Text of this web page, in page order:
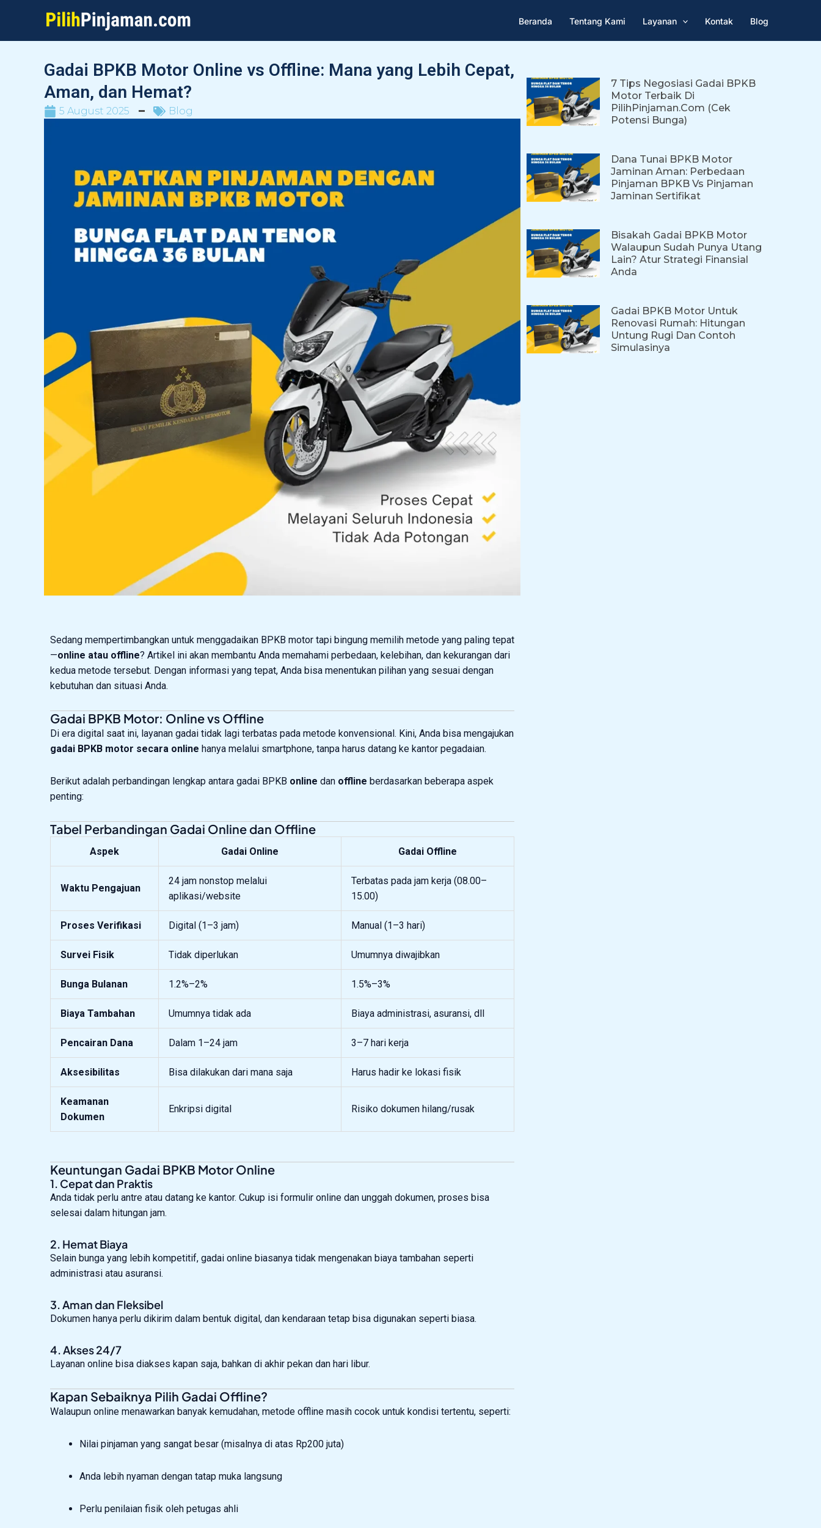
Beranda Tentang Kami Layanan Kontak Blog
Gadai BPKB Motor Online vs Offline: Mana yang Lebih Cepat,
Aman, dan Hemat?
5 August 2025 Blog
Sedang mempertimbangkan untuk menggadaikan BPKB motor tapi bingung memilih metode yang paling tepat
—online atau offline? Artikel ini akan membantu Anda memahami perbedaan, kelebihan, dan kekurangan dari
kedua metode tersebut. Dengan informasi yang tepat, Anda bisa menentukan pilihan yang sesuai dengan
kebutuhan dan situasi Anda.
Gadai BPKB Motor: Online vs Offline
Di era digital saat ini, layanan gadai tidak lagi terbatas pada metode konvensional. Kini, Anda bisa mengajukan
gadai BPKB motor secara online hanya melalui smartphone, tanpa harus datang ke kantor pegadaian.
Berikut adalah perbandingan lengkap antara gadai BPKB online dan offline berdasarkan beberapa aspek
penting:
Tabel Perbandingan Gadai Online dan Offline
Aspek Gadai Online Gadai Offline
Waktu Pengajuan
24 jam nonstop melalui
aplikasi/website
Terbatas pada jam kerja (08.00–
15.00)
Proses Verifikasi Digital (1–3 jam) Manual (1–3 hari)
Survei Fisik Tidak diperlukan Umumnya diwajibkan
Bunga Bulanan 1.2%–2% 1.5%–3%
Biaya Tambahan Umumnya tidak ada Biaya administrasi, asuransi, dll
Pencairan Dana Dalam 1–24 jam 3–7 hari kerja
Aksesibilitas Bisa dilakukan dari mana saja Harus hadir ke lokasi fisik
Keamanan
Dokumen
Enkripsi digital Risiko dokumen hilang/rusak
Keuntungan Gadai BPKB Motor Online
1. Cepat dan Praktis
Anda tidak perlu antre atau datang ke kantor. Cukup isi formulir online dan unggah dokumen, proses bisa
selesai dalam hitungan jam.
2. Hemat Biaya
Selain bunga yang lebih kompetitif, gadai online biasanya tidak mengenakan biaya tambahan seperti
administrasi atau asuransi.
3. Aman dan Fleksibel
Dokumen hanya perlu dikirim dalam bentuk digital, dan kendaraan tetap bisa digunakan seperti biasa.
4. Akses 24/7
Layanan online bisa diakses kapan saja, bahkan di akhir pekan dan hari libur.
Kapan Sebaiknya Pilih Gadai Offline?
Walaupun online menawarkan banyak kemudahan, metode offline masih cocok untuk kondisi tertentu, seperti:
Nilai pinjaman yang sangat besar (misalnya di atas Rp200 juta)
Anda lebih nyaman dengan tatap muka langsung
Perlu penilaian fisik oleh petugas ahli
7 Tips Negosiasi Gadai BPKB
Motor Terbaik Di
PilihPinjaman.com (Cek
Potensi Bunga)
Dana Tunai BPKB Motor
Jaminan Aman: Perbedaan
Pinjaman BPKB Vs Pinjaman
Jaminan Sertifikat
Bisakah Gadai BPKB Motor
Walaupun Sudah Punya Utang
Lain? Atur Strategi Finansial
Anda
Gadai BPKB Motor Untuk
Renovasi Rumah: Hitungan
Untung Rugi Dan Contoh
Simulasinya